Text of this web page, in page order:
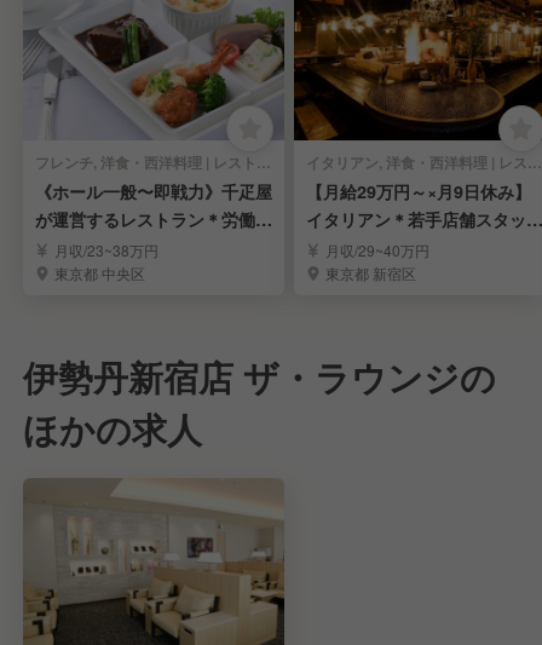
フレンチ, 洋食・西洋料理 | レストランサービス・ホールスタッフ
《ホール一般〜即戦力》千疋屋
が運営するレストラン＊労働環
境安定＊賞与年3回
月収/23~38万円
東京都 中央区
イタリアン, 洋食・西洋料理 | レストランサービス・ホールスタッフ
【月給29万円～×月9日休み】
イタリアン＊若手店舗スタッフ
募集月収/29~40万円
東京都 新宿区
伊勢丹新宿店 ザ・ラウンジの
ほかの求人